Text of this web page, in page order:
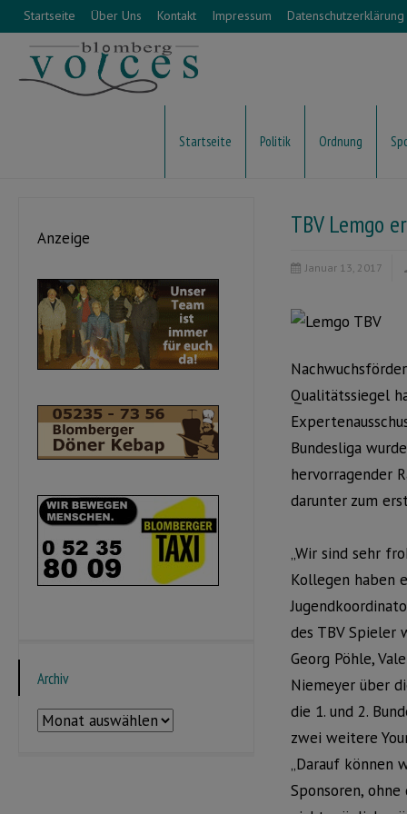
Startseite Über Uns Kontakt Impressum Datenschutzerklärung
Startseite Politik Ordnung
TBV Lemgo
Januar 13, 2017
Qualitätssiegel
Bundesliga
hervorragender
darunter zum
„Wir sind sehr
Kollegen haben
des TBV Spieler
Georg Pöhle,
Niemeyer über
die 1. und 2.
zwei weitere
„Darauf können
Sponsoren,
Anzeige
Archiv
Archiv